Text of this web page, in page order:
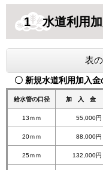
1 水道利用加
表
〇 新規水道利用加入
給水管の口径 加 入 金
13ｍｍ 55,000円
20ｍｍ 88,000円
25ｍｍ 132,000円